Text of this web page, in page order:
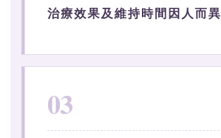
治療效果及維持時間因人而異
03